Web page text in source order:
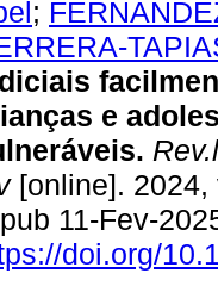
;
e
[online]. 2024,
11-Fev-
doi.org/